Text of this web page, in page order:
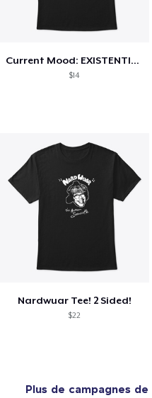
Current Mood: EXISTENTIAL CRISIS
$14
Nardwuar Tee! 2 Sided!
$22
Plus de campagnes de